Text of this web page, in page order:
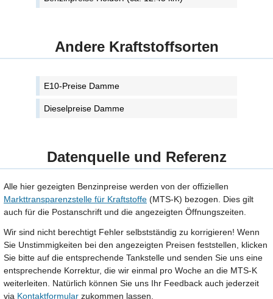
Andere Kraftstoffsorten
E10-Preise Damme
Dieselpreise Damme
Datenquelle und Referenz
Alle hier gezeigten Benzinpreise werden von der offiziellen
Markttransparenzstelle für Kraftstoffe (MTS-K) bezogen. Dies gilt
auch für die Postanschrift und die angezeigten Öffnungszeiten.
Wir sind nicht berechtigt Fehler selbstständig zu korrigieren! Wenn
Sie Unstimmigkeiten bei den angezeigten Preisen feststellen, klicken
Sie bitte auf die entsprechende Tankstelle und senden Sie uns eine
entsprechende Korrektur, die wir einmal pro Woche an die MTS-K
weiterleiten. Natürlich können Sie uns Ihr Feedback auch jederzeit
via Kontaktformular zukommen lassen.